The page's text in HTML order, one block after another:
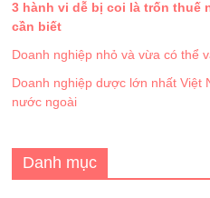
3 hành vi dễ bị coi là trốn thuế
cần biết
Doanh nghiệp nhỏ và vừa có thể
Doanh nghiệp dược lớn nhất Việt
nước ngoài
Danh mục